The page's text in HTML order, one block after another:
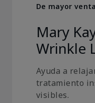
De mayor venta
Mary
Wrinkle
Ayuda a
tratamiento
visibles.